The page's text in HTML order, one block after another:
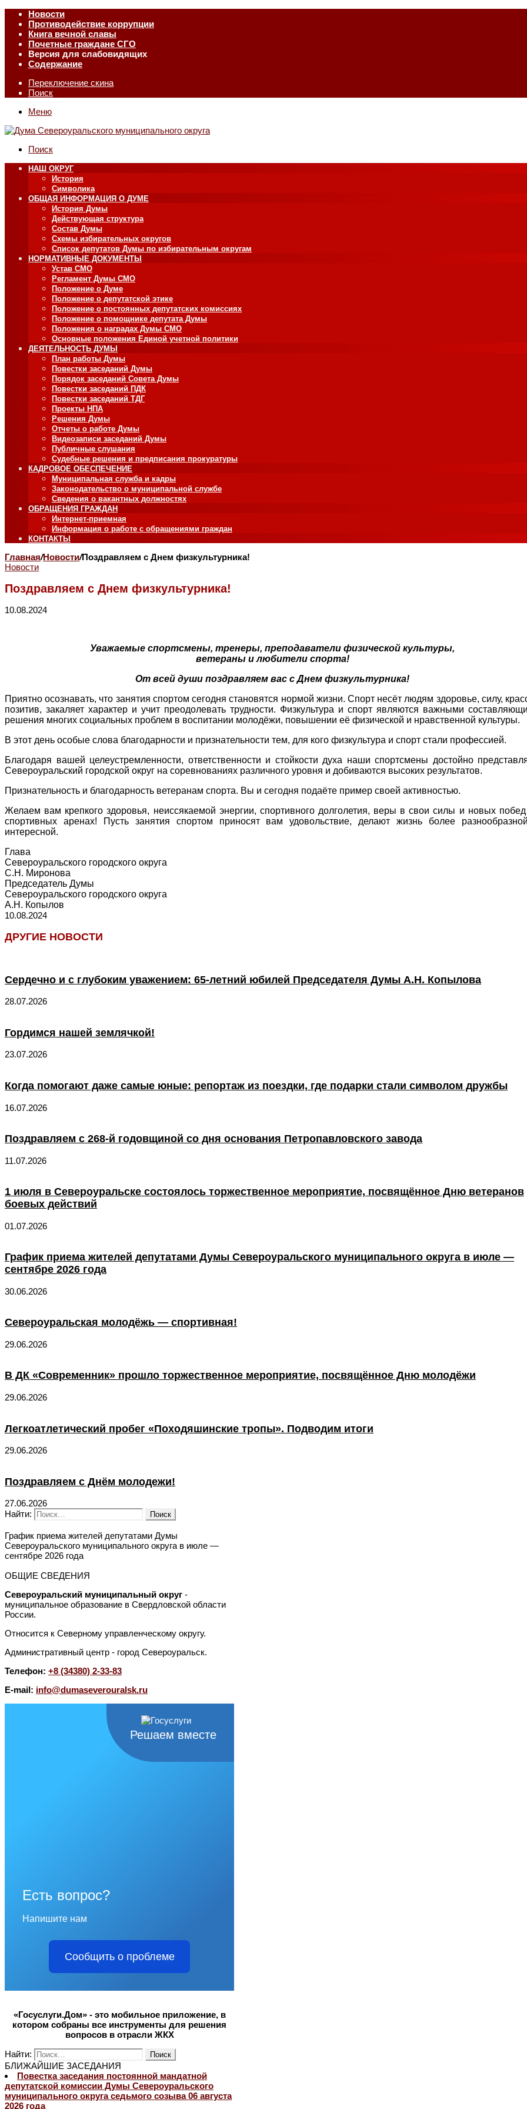
Новости
Противодействие коррупции
Книга вечной славы
Почетные граждане СГО
Версия для слабовидящих
Содержание
Переключение скина
Поиск
Меню
Поиск
НАШ ОКРУГ
История
Символика
ОБЩАЯ ИНФОРМАЦИЯ О ДУМЕ
История Думы
Действующая структура
Состав Думы
Схемы избирательных округов
Список депутатов Думы по избирательным округам
НОРМАТИВНЫЕ ДОКУМЕНТЫ
Устав СМО
Регламент Думы СМО
Положение о Думе
Положение о депутатской этике
Положение о постоянных депутатских комиссиях
Положение о помощнике депутата Думы
Положения о наградах Думы СМО
Основные положения Единой учетной политики
ДЕЯТЕЛЬНОСТЬ ДУМЫ
План работы Думы
Повестки заседаний Думы
Порядок заседаний Совета Думы
Повестки заседаний ПДК
Повестки заседаний ТДГ
Проекты НПА
Решения Думы
Отчеты о работе Думы
Видеозаписи заседаний Думы
Публичные слушания
Судебные решения и предписания прокуратуры
КАДРОВОЕ ОБЕСПЕЧЕНИЕ
Муниципальная служба и кадры
Законодательство о муниципальной службе
Сведения о вакантных должностях
ОБРАЩЕНИЯ ГРАЖДАН
Интернет-приемная
Информация о работе с обращениями граждан
КОНТАКТЫ
Главная/Новости/Поздравляем с Днем физкультурника!
Новости
Поздравляем с Днем физкультурника!
10.08.2024
Уважаемые спортсмены, тренеры, преподаватели физической культуры,
ветераны и любители спорта!
От всей души поздравляем вас с Днем физкультурника!
Приятно осознавать, что занятия спортом сегодня становятся нормой жизни. Спорт несёт людям здоровье, силу,
позитив, закаляет характер и учит преодолевать трудности. Физкультура и спорт являются важными
решения многих социальных проблем в воспитании молодёжи, повышении её физической и нравственной культуры.
В этот день особые слова благодарности и признательности тем, для кого физкультура и спорт стали профессией.
Благодаря вашей целеустремленности, ответственности и стойкости духа наши спортсмены достойно
Североуральский городской округ на соревнованиях различного уровня и добиваются высоких результатов.
Признательность и благодарность ветеранам спорта. Вы и сегодня подаёте пример своей активностью.
Желаем вам крепкого здоровья, неиссякаемой энергии, спортивного долголетия, веры в свои силы и новых
спортивных аренах! Пусть занятия спортом приносят вам удовольствие, делают жизнь более
интересной.
Глава
Североуральского городского округа
С.Н. Миронова
Председатель Думы
Североуральского городского округа
А.Н. Копылов
10.08.2024
ДРУГИЕ НОВОСТИ
Сердечно и с глубоким уважением: 65-летний юбилей Председателя Думы А.Н. Копылова
28.07.2026
Гордимся нашей землячкой!
23.07.2026
Когда помогают даже самые юные: репортаж из поездки, где подарки стали символом дружбы
16.07.2026
Поздравляем с 268-й годовщиной со дня основания Петропавловского завода
11.07.2026
1 июля в Североуральске состоялось торжественное мероприятие, посвящённое Дню ветеранов
боевых действий
01.07.2026
График приема жителей депутатами Думы Североуральского муниципального округа в июле —
сентябре 2026 года
30.06.2026
Североуральская молодёжь — спортивная!
29.06.2026
В ДК «Современник» прошло торжественное мероприятие, посвящённое Дню молодёжи
29.06.2026
Легкоатлетический пробег «Походяшинские тропы». Подводим итоги
29.06.2026
Поздравляем с Днём молодежи!
27.06.2026
Найти:
График приема жителей депутатами Думы
Североуральского муниципального округа в июле —
сентябре 2026 года
ОБЩИЕ СВЕДЕНИЯ
Североуральский муниципальный округ -
муниципальное образование в Свердловской области
России.
Относится к Северному управленческому округу.
Административный центр - город Североуральск.
Телефон: +8 (34380) 2-33-83
E-mail: info@dumaseverouralsk.ru
Решаем вместе
Есть вопрос?
Напишите нам
Сообщить о проблеме
«Госуслуги.Дом» - это мобильное приложение, в
котором собраны все инструменты для решения
вопросов в отрасли ЖКХ
Найти:
БЛИЖАЙШИЕ ЗАСЕДАНИЯ
Повестка заседания постоянной мандатной
депутатской комиссии Думы Североуральского
муниципального округа седьмого созыва 06 августа
2026 года